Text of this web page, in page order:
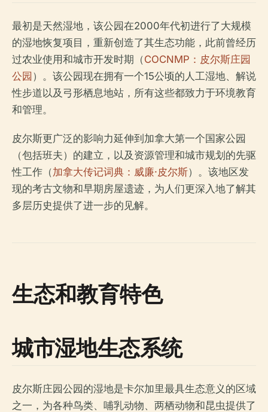
最初是天然湿地，该公园在2000年代初进行了大规模
的湿地恢复项目，重新创造了其生态功能，此前曾经历
过农业使用和城市开发时期（COCNMP：皮尔斯庄园
公园 ）。该公园现在拥有一个15公顷的人工湿地、解说
性步道以及弓形栖息地站，所有这些都致力于环境教育
和管理。
皮尔斯更广泛的影响力延伸到加拿大第一个国家公园
（包括班夫）的建立，以及资源管理和城市规划的先驱
性工作（加拿大传记词典：威廉·皮尔斯）。该地区发
现的考古文物和早期房屋遗迹，为人们更深入地了解其
多层历史提供了进一步的见解。
生态和教育特色
城市湿地生态系统
皮尔斯庄园公园的湿地是卡尔加里最具生态意义的区域
之一，为各种鸟类、哺乳动物、两栖动物和昆虫提供了